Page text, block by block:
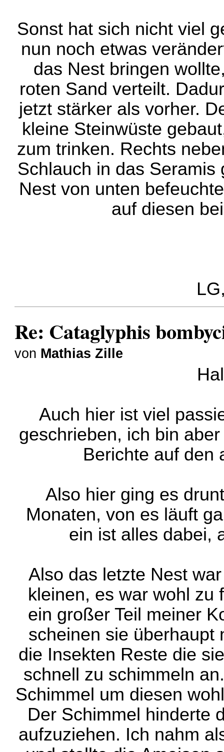
Sonst hat sich nicht viel
nun noch etwas
das Nest bringen
roten Sand verteilt.
jetzt stärker als vorher.
kleine Steinwüste
zum trinken. Rechts
Schlauch in das
Nest von unten
auf diesen
Re: Cataglyphis
von Mathias Zille
Auch hier ist viel
geschrieben, ich bin
Berichte auf den
Also hier ging es
Monaten, von es läuft
ein ist alles dabei,
Also das letzte Nest
kleinen, es war wohl zu
ein großer Teil meiner
scheinen sie überhaupt
die Insekten Reste die
schnell zu schimmeln
Schimmel um diesen
Der Schimmel hinderte
aufzuziehen. Ich nahm